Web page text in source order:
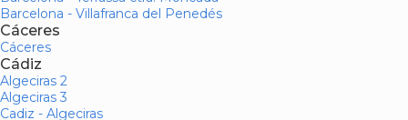
Barcelona - Villafranca del Penedés
Cáceres
Cáceres
Cádiz
Algeciras 2
Algeciras 3
Cadiz - Algeciras